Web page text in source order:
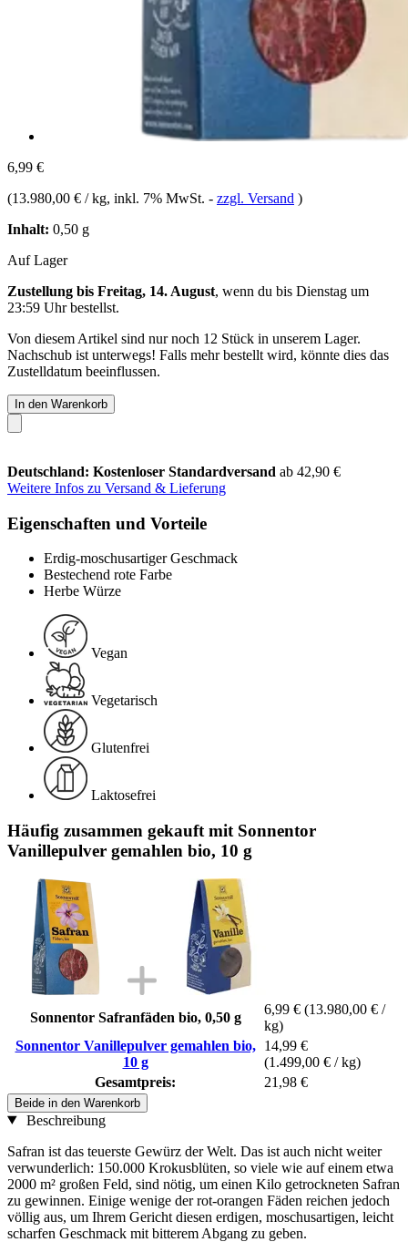
6,99 €
(13.980,00 € / kg, inkl. 7% MwSt. - zzgl. Versand )
Inhalt: 0,50 g
Auf Lager
Zustellung bis Freitag, 14. August, wenn du bis Dienstag um
23:59 Uhrbestellst.
Von diesem Artikel sind nur noch 12 Stück in unserem Lager.
Nachschub ist unterwegs! Falls mehr bestellt wird, könnte dies das
Zustelldatum beeinflussen.
In den Warenkorb
Deutschland: Kostenloser Standardversand ab 42,90 €
Weitere Infos zu Versand & Lieferung
Eigenschaften und Vorteile
Erdig-moschusartiger Geschmack
Bestechend rote Farbe
Herbe Würze
Vegan
Vegetarisch
Glutenfrei
Laktosefrei
Häufig zusammen gekauft mit Sonnentor
Vanillepulver gemahlen bio, 10 g
Sonnentor Safranfäden bio, 0,50 g
6,99 € (13.980,00 € /
kg)
Sonnentor Vanillepulver gemahlen bio,
10 g
14,99 €
(1.499,00 € / kg)
Gesamtpreis:
21,98 €
Beide in den Warenkorb
Beschreibung
Safran ist das teuerste Gewürz der Welt. Das ist auch nicht weiter
verwunderlich: 150.000 Krokusblüten, so viele wie auf einem etwa
2000 m² großen Feld, sind nötig, um einen Kilo getrockneten Safran
zu gewinnen. Einige wenige der rot-orangen Fäden reichen jedoch
völlig aus, um Ihrem Gericht diesen erdigen, moschusartigen, leicht
scharfen Geschmack mit bitterem Abgang zu geben.